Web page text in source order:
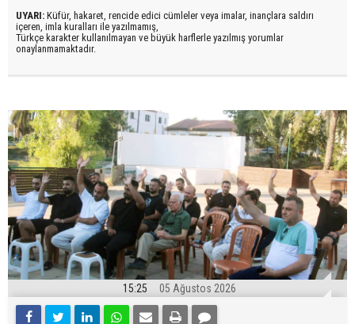
UYARI: Küfür, hakaret, rencide edici cümleler veya imalar, inançlara saldırı
içeren, imla kuralları ile yazılmamış,
Türkçe karakter kullanılmayan ve büyük harflerle yazılmış yorumlar
onaylanmamaktadır.
15:25 05 Ağustos 2026